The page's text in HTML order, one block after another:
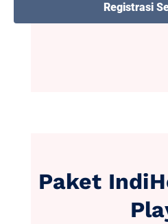
Registrasi
Paket